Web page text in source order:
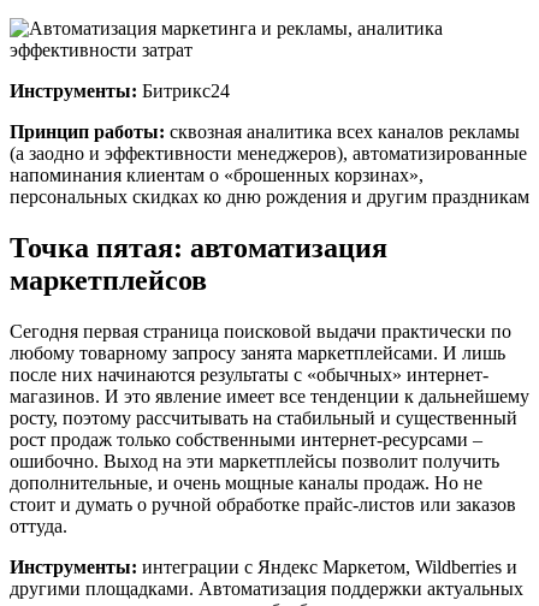
Инструменты: Битрикс24
Принцип работы: сквозная аналитика всех каналов рекламы
(а заодно и эффективности менеджеров), автоматизированные
напоминания клиентам о «брошенных корзинах»,
персональных скидках ко дню рождения и другим праздникам
Точка пятая: автоматизация
маркетплейсов
Сегодня первая страница поисковой выдачи практически по
любому товарному запросу занята маркетплейсами. И лишь
после них начинаются результаты с «обычных» интернет-
магазинов. И это явление имеет все тенденции к дальнейшему
росту, поэтому рассчитывать на стабильный и существенный
рост продаж только собственными интернет-ресурсами –
ошибочно. Выход на эти маркетплейсы позволит получить
дополнительные, и очень мощные каналы продаж. Но не
стоит и думать о ручной обработке прайс-листов или заказов
оттуда.
Инструменты: интеграции с Яндекс Маркетом, Wildberries и
другими площадками. Автоматизация поддержки актуальных